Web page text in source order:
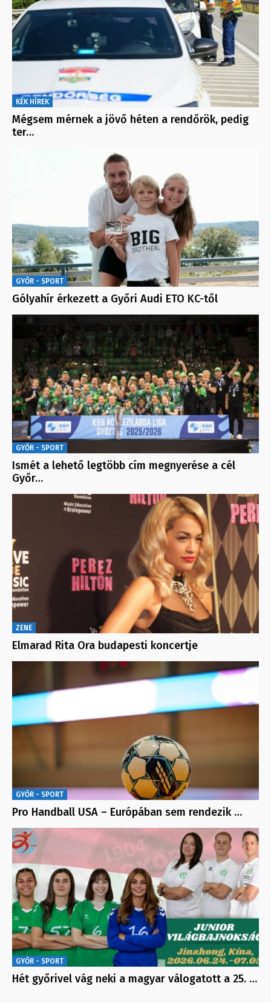
KÉK HÍREK
Mégsem mérnek a jövő héten a rendőrök, pedig
ter…
GYŐR - SPORT
Gólyahír érkezett a Győri Audi ETO KC-től
GYŐR - SPORT
Ismét a lehető legtöbb cím megnyerése a cél
Győr…
ZENE
Elmarad Rita Ora budapesti koncertje
GYŐR - SPORT
Pro Handball USA – Európában sem rendezik …
GYŐR - SPORT
Hét győrivel vág neki a magyar válogatott a 25. …